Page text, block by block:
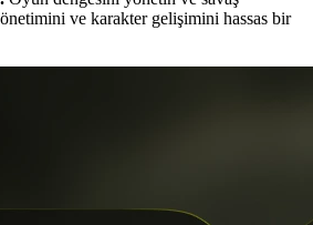
ve karakter gelişimini hassas bir